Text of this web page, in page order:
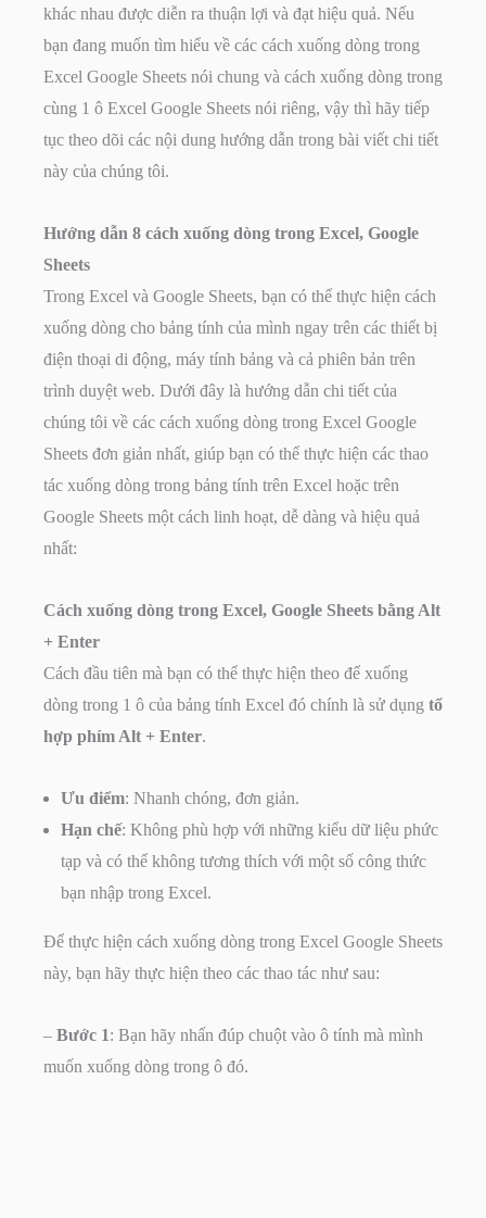
khác nhau được diễn ra thuận lợi và đạt hiệu quả. Nếu
bạn đang muốn tìm hiểu về các cách xuống dòng trong
Excel Google Sheets nói chung và cách xuống dòng trong
cùng 1 ô Excel Google Sheets nói riêng, vậy thì hãy tiếp
tục theo dõi các nội dung hướng dẫn trong bài viết chi tiết
này của chúng tôi.
Hướng dẫn 8 cách xuống dòng trong Excel, Google
Sheets
Trong Excel và Google Sheets, bạn có thể thực hiện cách
xuống dòng cho bảng tính của mình ngay trên các thiết bị
điện thoại di động, máy tính bảng và cả phiên bản trên
trình duyệt web. Dưới đây là hướng dẫn chi tiết của
chúng tôi về các cách xuống dòng trong Excel Google
Sheets đơn giản nhất, giúp bạn có thể thực hiện các thao
tác xuống dòng trong bảng tính trên Excel hoặc trên
Google Sheets một cách linh hoạt, dễ dàng và hiệu quả
nhất:
Cách xuống dòng trong Excel, Google Sheets bằng Alt
+ Enter
Cách đầu tiên mà bạn có thể thực hiện theo để xuống
dòng trong 1 ô của bảng tính Excel đó chính là sử dụng tổ
hợp phím Alt + Enter.
Ưu điểm: Nhanh chóng, đơn giản.
Hạn chế: Không phù hợp với những kiểu dữ liệu phức
tạp và có thể không tương thích với một số công thức
bạn nhập trong Excel.
Để thực hiện cách xuống dòng trong Excel Google Sheets
này, bạn hãy thực hiện theo các thao tác như sau:
– Bước 1: Bạn hãy nhấn đúp chuột vào ô tính mà mình
muốn xuống dòng trong ô đó.